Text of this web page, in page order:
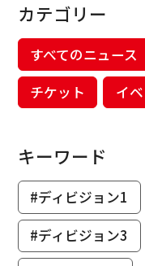
カテゴリー
すべてのニュース
チケット
イ
キーワード
#ディビジョン1
#ディビジョン3